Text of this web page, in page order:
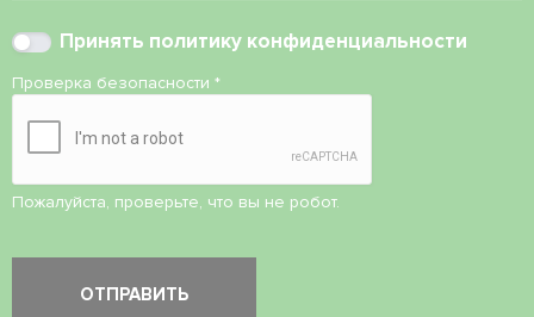
Принять политику конфиденциальности
Проверка безопасности *
Пожалуйста, проверьте, что вы не робот.